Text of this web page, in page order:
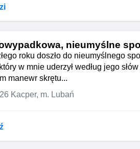
nieumyślne
roku doszło do nieumyślnego
w mnie uderzył według jego
manewr skrętu...
Kacper, m. Lubań